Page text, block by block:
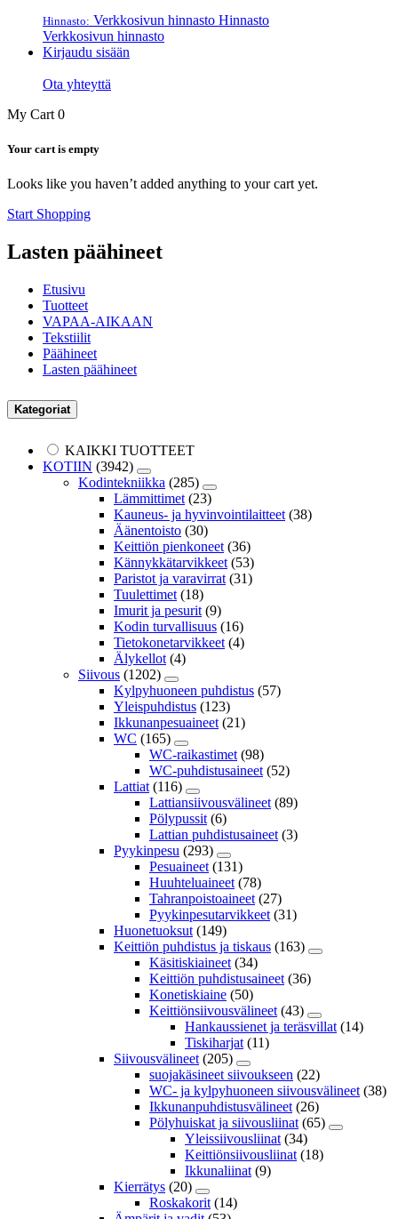
Hinnasto: Verkkosivun hinnasto Hinnasto
Verkkosivun hinnasto
Kirjaudu sisään
Ota yhteyttä
My Cart 0
Your cart is empty
Looks like you haven’t added anything to your cart yet.
Start Shopping
Lasten päähineet
Etusivu
Tuotteet
VAPAA-AIKAAN
Tekstiilit
Päähineet
Lasten päähineet
Kategoriat
KAIKKI TUOTTEET
KOTIIN (3942)
Kodintekniikka (285)
Lämmittimet (23)
Kauneus- ja hyvinvointilaitteet (38)
Äänentoisto (30)
Keittiön pienkoneet (36)
Kännykkätarvikkeet (53)
Paristot ja varavirrat (31)
Tuulettimet (18)
Imurit ja pesurit (9)
Kodin turvallisuus (16)
Tietokonetarvikkeet (4)
Älykellot (4)
Siivous (1202)
Kylpyhuoneen puhdistus (57)
Yleispuhdistus (123)
Ikkunanpesuaineet (21)
WC (165)
WC-raikastimet (98)
WC-puhdistusaineet (52)
Lattiat (116)
Lattiansiivousvälineet (89)
Pölypussit (6)
Lattian puhdistusaineet (3)
Pyykinpesu (293)
Pesuaineet (131)
Huuhteluaineet (78)
Tahranpoistoaineet (27)
Pyykinpesutarvikkeet (31)
Huonetuoksut (149)
Keittiön puhdistus ja tiskaus (163)
Käsitiskiaineet (34)
Keittiön puhdistusaineet (36)
Konetiskiaine (50)
Keittiönsiivousvälineet (43)
Hankaussienet ja teräsvillat (14)
Tiskiharjat (11)
Siivousvälineet (205)
suojakäsineet siivoukseen (22)
WC- ja kylpyhuoneen siivousvälineet (38)
Ikkunanpuhdistusvälineet (26)
Pölyhuiskat ja siivousliinat (65)
Yleissiivousliinat (34)
Keittiönsiivousliinat (18)
Ikkunaliinat (9)
Kierrätys (20)
Roskakorit (14)